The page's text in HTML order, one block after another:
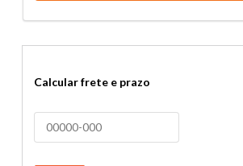
Calcular frete e prazo